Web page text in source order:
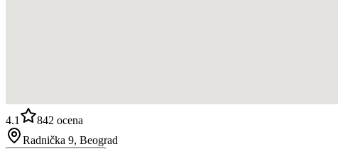
4.1 842 ocena
Radnička 9, Beograd